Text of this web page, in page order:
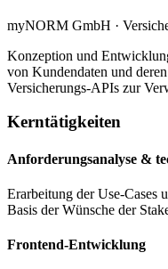
myNORM GmbH ·
Konzeption und
von Kundendaten und
Versicherungs-APIs zur
Kerntätigkeiten
Anforderungsanalyse &
Erarbeitung der Use-Cases
Basis der Wünsche der
Frontend-Entwicklung